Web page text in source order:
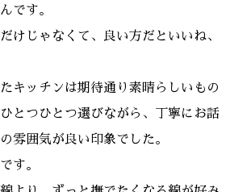
です。
けじゃなくて、良い方だといいね、
キッチンは期待通り素晴らしいもの
とつひとつ選びながら、丁寧にお話
雰囲気が良い印象でした。
す。